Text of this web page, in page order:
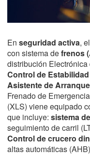
En seguridad activa,
con sistema defrenos
distribución
Control de Estabilidad
Asistente de
Frenado de
(XLS) viene equipado
que incluye: sistema
seguimiento de carril
Control de crucero
altas automáticas